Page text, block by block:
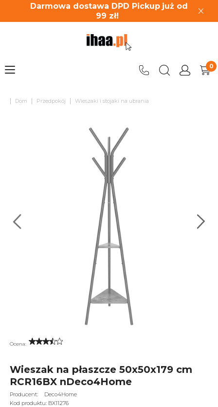
Darmowa dostawa DPD Pickup już od
99 zł!
| Dom | Przedpokój | Wieszaki i stojaki na ubrania
Ocena:
Wieszak na płaszcze 50x50x179 cm
RCR16BX nDeco4Home
Producent:
Deco4Home
Kod produktu: BX11276